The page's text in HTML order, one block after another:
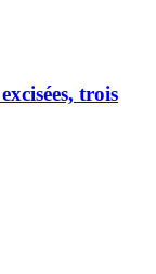
trois